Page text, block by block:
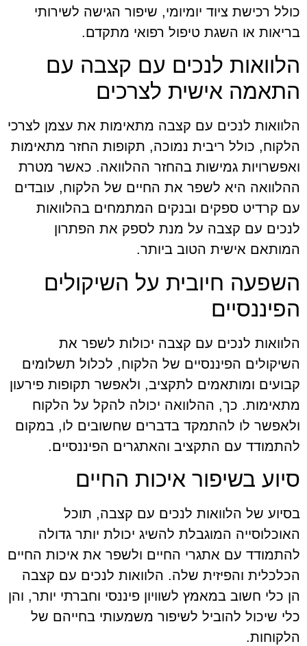
כולל רכישת ציוד יומיומי, שיפור הגישה לשירותי
בריאות או השגת טיפול רפואי מתקדם.
הלוואות לנכים עם קצבה עם
התאמה אישית לצרכים
הלוואות לנכים עם קצבה מתאימות את עצמן לצרכי
הלקוח, כולל ריבית נמוכה, תקופות החזר מתאימות
ואפשרויות גמישות בהחזר ההלוואה. כאשר מטרת
ההלוואה היא לשפר את החיים של הלקוח, עובדים
עם קרדיט ספקים ובנקים המתמחים בהלוואות
לנכים עם קצבה על מנת לספק את הפתרון
המותאם אישית הטוב ביותר.
השפעה חיובית על השיקולים
הפיננסיים
הלוואות לנכים עם קצבה יכולות לשפר את
השיקולים הפיננסיים של הלקוח, לכלול תשלומים
קבועים ומותאמים לתקציב, ולאפשר תקופות פירעון
מתאימות. כך, ההלוואה יכולה להקל על הלקוח
ולאפשר לו להתמקד בדברים שחשובים לו, במקום
להתמודד עם התקציב והאתגרים הפיננסיים.
סיוע בשיפור איכות החיים
בסיוע של הלוואות לנכים עם קצבה, תוכל
האוכלוסייה המוגבלת להשיג יכולת יותר גדולה
להתמודד עם אתגרי החיים ולשפר את איכות החיים
הכלכלית והפיזית שלה. הלוואות לנכים עם קצבה
הן כלי חשוב במאמץ לשוויון פיננסי וחברתי יותר, והן
כלי שיכול להוביל לשיפור משמעותי בחייהם של
הלקוחות.